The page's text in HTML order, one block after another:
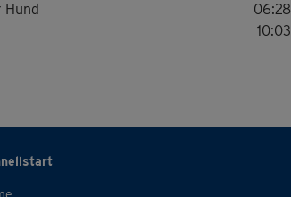
06:28
10:03